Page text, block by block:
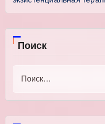
Поиск